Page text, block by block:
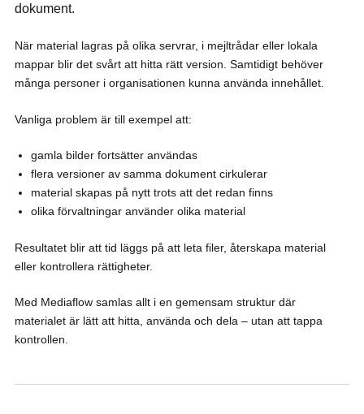
dokument.
När material lagras på olika servrar, i mejltrådar eller lokala
mappar blir det svårt att hitta rätt version. Samtidigt behöver
många personer i organisationen kunna använda innehållet.
Vanliga problem är till exempel att:
gamla bilder fortsätter användas
flera versioner av samma dokument cirkulerar
material skapas på nytt trots att det redan finns
olika förvaltningar använder olika material
Resultatet blir att tid läggs på att leta filer, återskapa material
eller kontrollera rättigheter.
Med Mediaflow samlas allt i en gemensam struktur där
materialet är lätt att hitta, använda och dela – utan att tappa
kontrollen.